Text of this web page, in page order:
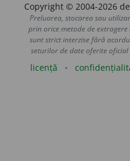
Copyright © 2004-2026
Preluarea, stocarea sau
prin orice metode de
sunt strict interzise fără
seturilor de date oferite oficial
licență